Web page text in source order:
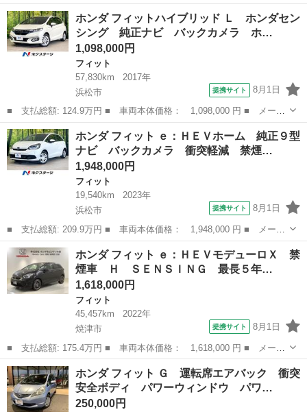
名： ホンダ ■ 車種名： フィット ■ グレード名： Ｇ ＥＴ
Ｃ ナビ キーレスエントリー 電動格納ミラー フルフラット Ｃ
ＶＴ 盗難防止シス...
静岡 藤枝市 フィット
ホンダ フィットハイブリッド Ｌ ホンダセン
シング 純正ナビ バックカメラ ホ…
1,098,000円
フィット
57,830km
2017年
浜松市
提携サイト 8月1日
■ 支払総額: 124.9万円 ■ 車両本体価格： 1,098,000 円 ■ メーカ
ー名： ホンダ ■ 車種名： フィットハイブリッド ■ グレード
名： Ｌ ホンダセンシング 純正ナビ バックカメラ ホンダセン
シング レ...
静岡 浜松市 フィット
ホンダ フィット ｅ：ＨＥＶホーム 純正９型
ナビ バックカメラ 衝突軽減 禁煙…
1,948,000円
フィット
19,540km
2023年
浜松市
提携サイト 8月1日
■ 支払総額: 209.9万円 ■ 車両本体価格： 1,948,000 円 ■ メーカ
ー名： ホンダ ■ 車種名： フィット ■ グレード名： ｅ：ＨＥ
Ｖホーム 純正９型ナビ バックカメラ 衝突軽減 禁煙車 ハーフ
レザーシ...
静岡 浜松市 フィット
ホンダ フィット ｅ：ＨＥＶモデューロＸ 禁
煙車 Ｈ ＳＥＮＳＩＮＧ 最長５年…
1,618,000円
フィット
45,457km
2022年
焼津市
提携サイト 8月1日
■ 支払総額: 175.4万円 ■ 車両本体価格： 1,618,000 円 ■ メーカ
ー名： ホンダ ■ 車種名： フィット ■ グレード名： ｅ：ＨＥ
ＶモデューロＸ 禁煙車 Ｈ ＳＥＮＳＩＮＧ 最長５年保証 ナビ
ＶＸＵ－...
静岡 焼津市 フィット
ホンダ フィット Ｇ 運転席エアバック 衝突
安全ボディ パワーウィンドウ パワ…
250,000円